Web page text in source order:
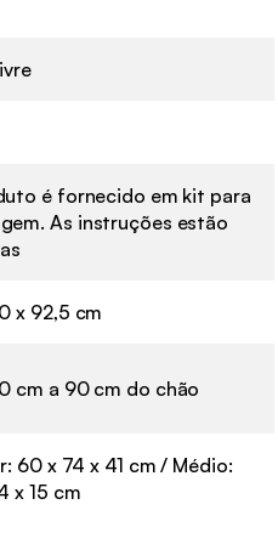
é fornecido em kit para
As instruções estão
x 92,5 cm
cm a 90 cm do chão
60 x 74 x 41 cm / Médio:
x 15 cm